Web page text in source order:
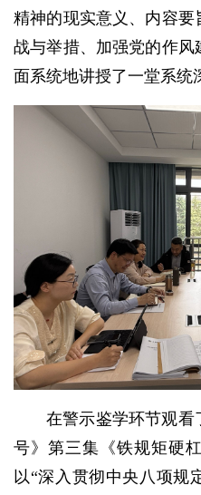
精神的现实意义、内容
战与举措、加强党的作
面系统地讲授了一堂系统
在警示鉴学环节观看
号》第三集《铁规矩硬
以“深入贯彻中央八项规